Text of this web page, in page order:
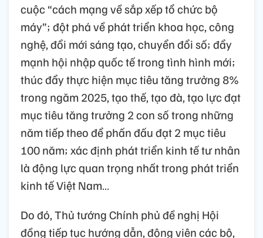
cuộc “cách mạng về sắp xếp tổ chức bộ
máy”; đột phá về phát triển khoa học, công
nghệ, đổi mới sáng tạo, chuyển đổi số; đẩy
mạnh hội nhập quốc tế trong tình hình mới;
thúc đẩy thực hiện mục tiêu tăng trưởng 8%
trong ngăm 2025, tạo thế, tạo đà, tạo lực đạt
mục tiêu tăng trưởng 2 con số trong những
năm tiếp theo để phấn đấu đạt 2 mục tiêu
100 năm; xác định phát triển kinh tế tư nhân
là động lực quan trọng nhất trong phát triển
kinh tế Việt Nam…
Do đó, Thủ tướng Chính phủ đề nghị Hội
đồng tiếp tục hướng dẫn, động viên các bộ,